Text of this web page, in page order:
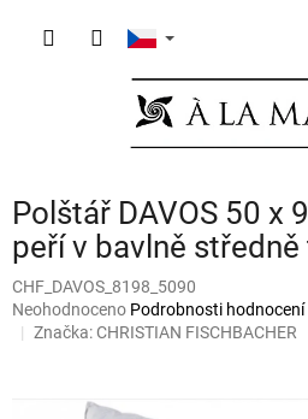
Polštář DAVOS 50 x
peří v bavlně středně
CHF_DAVOS_8198_5090
Průměrné
hodnocení
Neohodnoceno Podrobnosti hodnocení
Značka:CHRISTIAN FISCHBACHER